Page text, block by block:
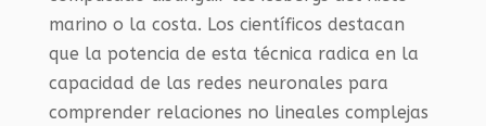
marino o la costa. Los científicos destacan
que la potencia de esta técnica radica en la
capacidad de las redes neuronales para
comprender relaciones no lineales complejas